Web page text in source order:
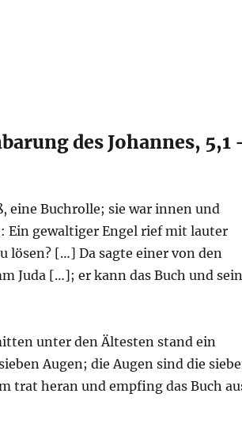
des Johannes, 5,1
eine Buchrolle; sie war innen und
Ein gewaltiger Engel rief mit lauter
lösen? […] Da sagte einer von den
Juda […]; er kann das Buch und
unter den Ältesten stand ein
Augen; die Augen sind die
trat heran und empfing das Buch